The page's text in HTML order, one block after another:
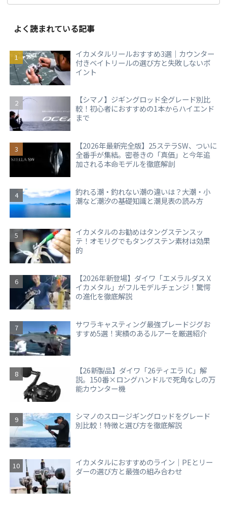
よく読まれている記事
イカメタルリールおすすめ3選｜カウンター
付きベイトリールの選び方と失敗しないポ
イント
【シマノ】ジギングロッド全グレード別比
較！初心者におすすめの1本からハイエンド
まで
【2026年最新完全版】25ステラSW、ついに
全番手が集結。密巻きの「真価」と今年追
加される本命モデルを徹底解剖
釣れる潮・釣れない潮の違いは？大潮・小
潮など潮汐の基礎知識と潮見表の読み方
イカメタルのお勧めはタングステンスッ
テ！オモリグでもタングステン素材は効果
的
【2026年新登場】ダイワ「エメラルダス X
イカメタル」がフルモデルチェンジ！驚愕
の進化を徹底解説
サワラキャスティング最強ブレードジグお
すすめ5選！実績のあるルアーを厳選紹介
【26新製品】ダイワ「26ティエラ IC」解
説。150番×ロングハンドルで死角なしの万
能カウンター機
シマノのスロージギングロッドをグレード
別比較！特徴と選び方を徹底解説
イカメタルにおすすめのライン｜PEとリー
ダーの選び方と最強の組み合わせ